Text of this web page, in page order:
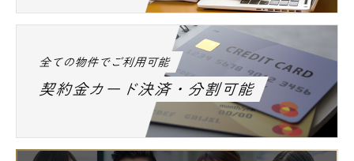
全ての物件でご利用可能
契約金カード決済・分割可能